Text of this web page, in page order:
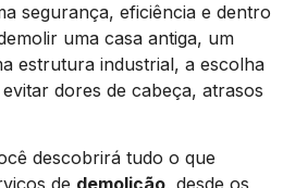
segurança, eficiência e dentro
uma casa antiga, um
estrutura industrial, a escolha
dores de cabeça, atrasos
descobrirá tudo o que